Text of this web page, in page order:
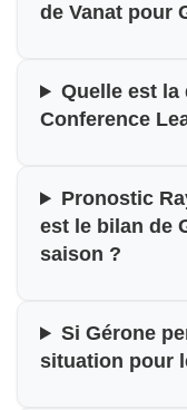
de Vanat pour
Quelle est la
Conference
Pronostic
est le bilan de
saison ?
Si Gérone
situation pour